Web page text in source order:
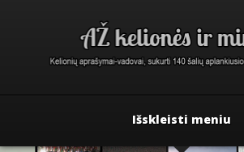
Išskleisti meniu